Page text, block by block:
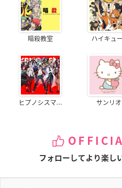
暗殺教室 ハイキュ
ヒプノシスマ... サンリオ
フォローしてより楽し